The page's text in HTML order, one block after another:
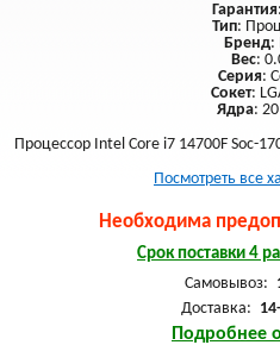
Гарантия
Тип:
Бренд:
Вес:
Серия:
Сокет:
Ядра:
Процессор Intel Core i7 14700F Soc-
Посмотреть все
Необходима
Срок поставки 4
Самовывоз:
Доставка:
Подробнее